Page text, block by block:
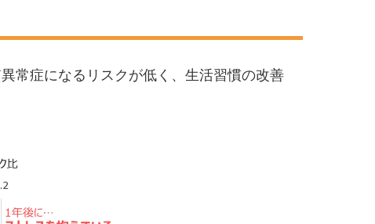
常症になるリスクが低く、生活習慣の改善